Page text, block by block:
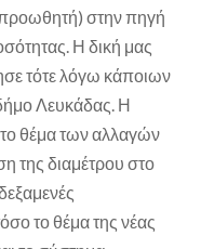
στην πηγή
Η δική μας
τότε λόγω κάποιων
Λευκάδας. Η
θέμα των αλλαγών
της διαμέτρου στο
το θέμα της νέας